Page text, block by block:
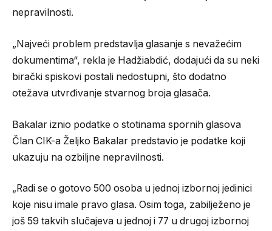
nepravilnosti.
„Najveći problem predstavlja glasanje s nevažećim
dokumentima“, rekla je Hadžiabdić, dodajući da su neki
birački spiskovi postali nedostupni, što dodatno
otežava utvrđivanje stvarnog broja glasača.
Bakalar iznio podatke o stotinama spornih glasova
Član CIK-a Željko Bakalar predstavio je podatke koji
ukazuju na ozbiljne nepravilnosti.
„Radi se o gotovo 500 osoba u jednoj izbornoj jedinici
koje nisu imale pravo glasa. Osim toga, zabilježeno je
još 59 takvih slučajeva u jednoj i 77 u drugoj izbornoj